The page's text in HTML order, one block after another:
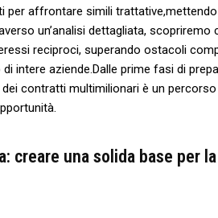
affrontare simili trattative,mettendo⁣
un’analisi dettagliata, scopriremo
reciproci, superando ‍ostacoli
‌intere aziende.Dalle prime fasi di
dei contratti multimilionari è⁤ un
creare una solida base per